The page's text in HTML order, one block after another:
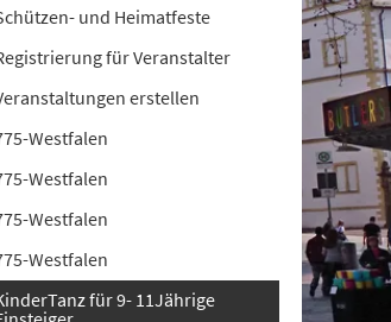
und Heimatfeste
für Veranstalter
erstellen
Westfalen
Westfalen
Westfalen
Westfalen
für 9- 11Jährige